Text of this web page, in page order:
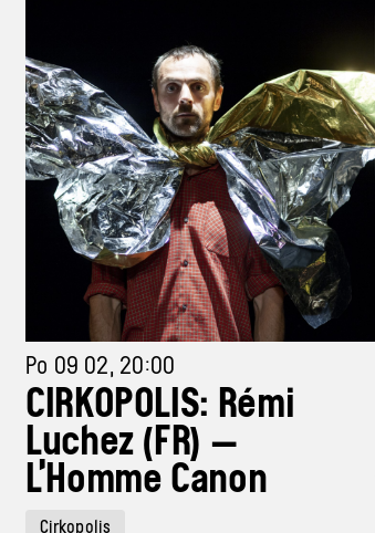
Po 09 02, 20:00
CIRKOPOLIS: Rémi
Luchez (FR) —
L’Homme Canon
Cirkopolis